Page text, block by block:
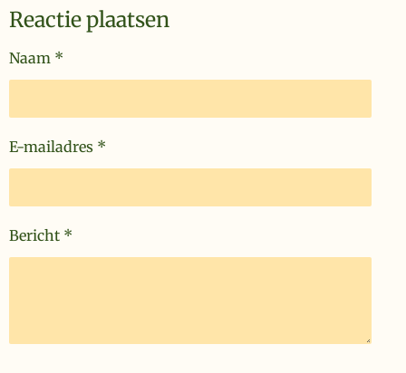
Reactie plaatsen
Naam *
E-mailadres *
Bericht *